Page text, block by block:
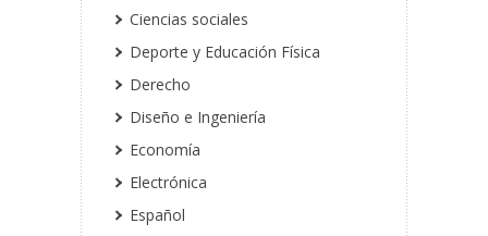
Ciencias sociales
Deporte y Educación Física
Derecho
Diseño e Ingeniería
Economía
Electrónica
Español